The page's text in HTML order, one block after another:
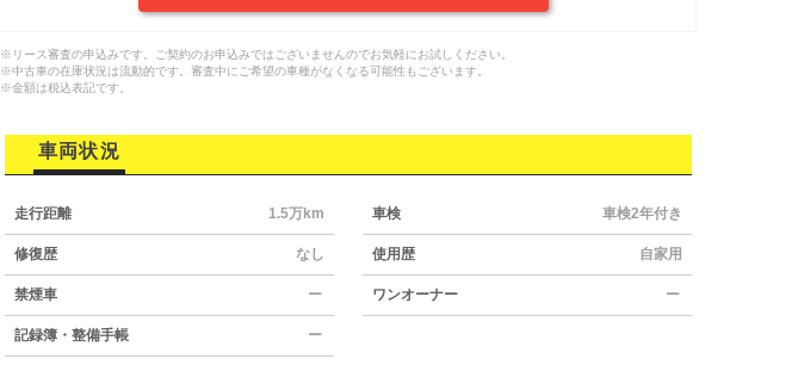
※リース審査の申込みです。ご契約のお申込みではございませんのでお気軽にお試しください。
※中古車の在庫状況は流動的です。審査中にご希望の車種がなくなる可能性もございます。
※金額は税込表記です。
車両状況
走行距離 1.5万km 車検 車検2年付き
修復歴 なし 使用歴 自家用
禁煙車 ー ワンオーナー ー
記録簿・整備手帳 ー